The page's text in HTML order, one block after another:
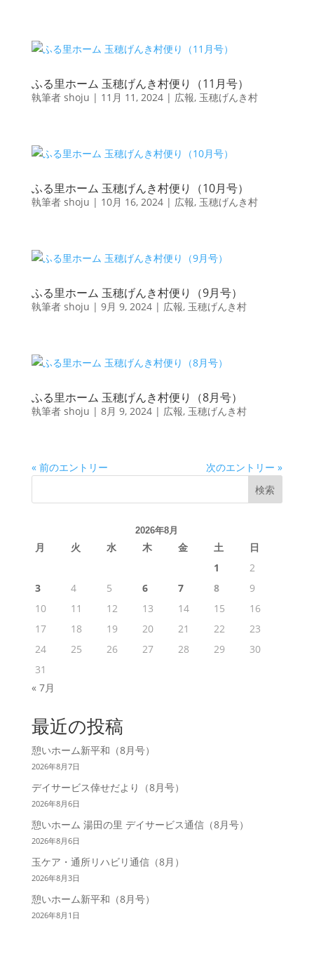
ふる里ホーム 玉穂げんき村便り（11月号）
執筆者 shoju | 11月 11, 2024| 広報, 玉穂げんき村
ふる里ホーム 玉穂げんき村便り（10月号）
執筆者 shoju | 10月 16, 2024| 広報, 玉穂げんき村
ふる里ホーム 玉穂げんき村便り（9月号）
執筆者 shoju | 9月 9, 2024| 広報, 玉穂げんき村
ふる里ホーム 玉穂げんき村便り（8月号）
執筆者 shoju | 8月 9, 2024| 広報, 玉穂げんき村
« 前のエントリー
次のエントリー »
検索
2026年8月
月 火 水 木 金 土
日
1
2
3
4 5 6 7 8
9
10
11 12 13 14 15
16
17
18 19 20 21 22
23
24
25 26 27 28 29
30
31
« 7月
最近の投稿
憩いホーム新平和（8月号）
2026年8月7日
デイサービス倖せだより（8月号）
2026年8月6日
憩いホーム 湯田の里 デイサービス通信（8月号）
2026年8月6日
玉ケア・通所リハビリ通信（8月）
2026年8月3日
憩いホーム新平和（8月号）
2026年8月1日